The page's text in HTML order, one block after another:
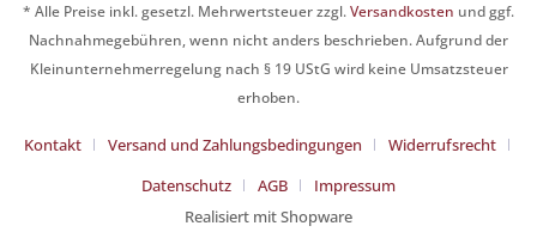
* Alle Preise inkl. gesetzl. Mehrwertsteuer zzgl.Versandkosten und ggf.
Nachnahmegebühren, wenn nicht anders beschrieben. Aufgrund der
Kleinunternehmerregelung nach § 19 UStG wird keine Umsatzsteuer
erhoben.
Kontakt Versand und Zahlungsbedingungen
Widerrufsrecht
Datenschutz
AGB
Impressum
Realisiert mit Shopware